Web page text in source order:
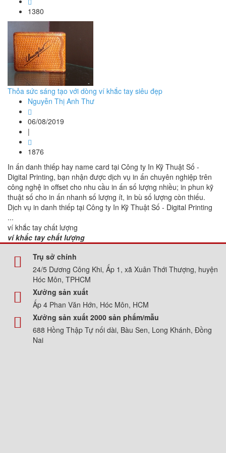
1380
Thỏa sức sáng tạo với dòng ví khắc tay siêu đẹp
Nguyễn Thị Anh Thư
06/08/2019
|
1876
In ấn danh thiếp hay name card tại Công ty In Kỹ Thuật Số -
Digital Printing, bạn nhận được dịch vụ in ấn chuyên nghiệp trên
công nghệ in offset cho nhu cầu in ấn số lượng nhiều; in phun kỹ
thuật số cho in ấn nhanh số lượng ít, in bù số lượng còn thiếu.
Dịch vụ in danh thiếp tại Công ty In Kỹ Thuật Số - Digital Printing
...
ví khắc tay chất lượng
ví khắc tay chất lượng
Trụ sở chính
24/5 Dương Công Khi, Ấp 1, xã Xuân Thới Thượng, huyện
Hóc Môn, TPHCM
Xưởng sản xuất
Ấp 4 Phan Văn Hớn, Hóc Môn, HCM
Xưởng sản xuất 2000 sản phẩm/mẫu
688 Hồng Thập Tự nối dài, Bàu Sen, Long Khánh, Đồng
Nai